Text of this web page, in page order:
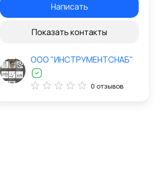
Написать
Показать контакты
ООО "ИНСТРУМЕНТСНАБ"
0 отзывов